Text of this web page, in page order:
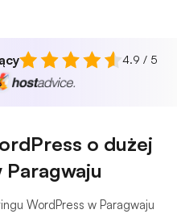
4.9 / 5
o dużej
WordPress w Paragwaju